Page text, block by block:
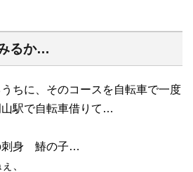
るか…
ちに、そのコースを自転車で一度
駅で自転車借りて…
刺身 鰆の子…
、